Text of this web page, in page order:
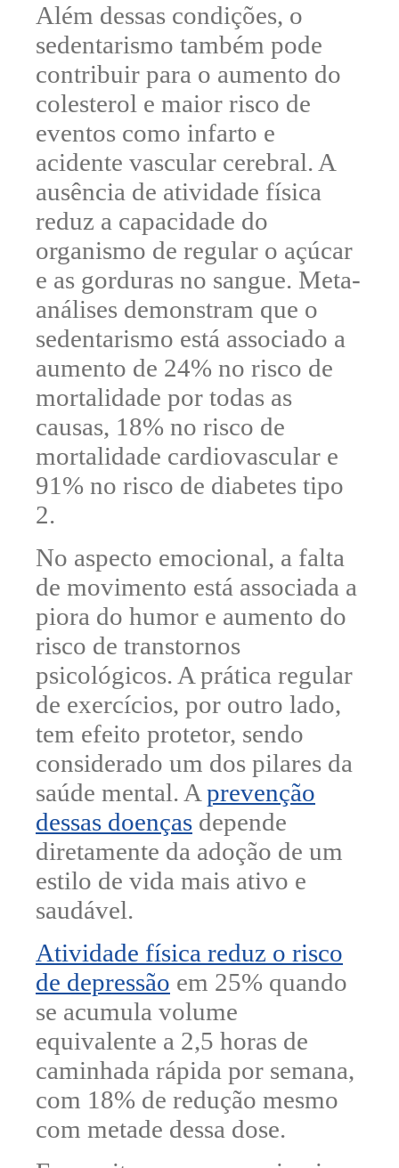
Além dessas condições, o
sedentarismo também pode
contribuir para o aumento do
colesterol e maior risco de
eventos como infarto e
acidente vascular cerebral. A
ausência de atividade física
reduz a capacidade do
organismo de regular o açúcar
e as gorduras no sangue. Meta-
análises demonstram que o
sedentarismo está associado a
aumento de 24% no risco de
mortalidade por todas as
causas, 18% no risco de
mortalidade cardiovascular e
91% no risco de diabetes tipo
2.
No aspecto emocional, a falta
de movimento está associada a
piora do humor e aumento do
risco de transtornos
psicológicos. A prática regular
de exercícios, por outro lado,
tem efeito protetor, sendo
considerado um dos pilares da
saúde mental. A prevenção
dessas doenças depende
diretamente da adoção de um
estilo de vida mais ativo e
saudável.
Atividade física reduz o risco
de depressão em 25% quando
se acumula volume
equivalente a 2,5 horas de
caminhada rápida por semana,
com 18% de redução mesmo
com metade dessa dose.